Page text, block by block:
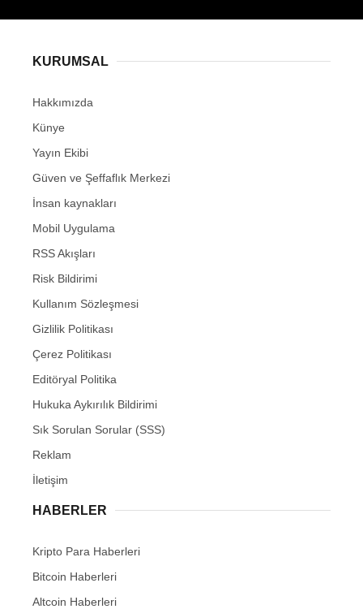
KURUMSAL
Hakkımızda
Künye
Yayın Ekibi
Güven ve Şeffaflık Merkezi
İnsan kaynakları
Mobil Uygulama
RSS Akışları
Risk Bildirimi
Kullanım Sözleşmesi
Gizlilik Politikası
Çerez Politikası
Editöryal Politika
Hukuka Aykırılık Bildirimi
Sık Sorulan Sorular (SSS)
Reklam
İletişim
HABERLER
Kripto Para Haberleri
Bitcoin Haberleri
Altcoin Haberleri